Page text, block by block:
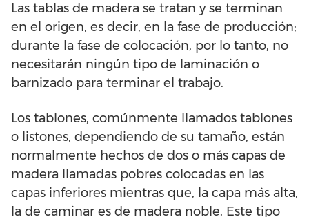
Las tablas de madera se tratan y se terminan
en el origen, es decir, en la fase de producción;
durante la fase de colocación, por lo tanto, no
necesitarán ningún tipo de laminación o
barnizado para terminar el trabajo.
Los tablones, comúnmente llamados tablones
o listones, dependiendo de su tamaño, están
normalmente hechos de dos o más capas de
madera llamadas pobres colocadas en las
capas inferiores mientras que, la capa más alta,
la de caminar es de madera noble. Este tipo